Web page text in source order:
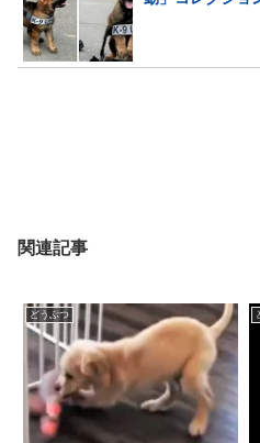
関連記事
どうぶつ